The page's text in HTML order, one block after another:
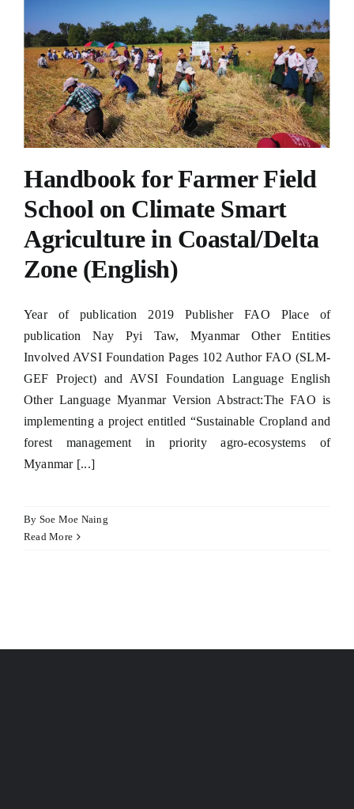
Handbook for Farmer Field
School on Climate Smart
Agriculture in Coastal/Delta
Zone (English)
Year of publication 2019 Publisher FAO Place of
publication Nay Pyi Taw, Myanmar Other Entities
Involved AVSI Foundation Pages 102 Author FAO (SLM-
GEF Project) and AVSI Foundation Language English
Other Language Myanmar Version Abstract:The FAO is
implementing a project entitled “Sustainable Cropland and
forest management in priority agro-ecosystems of
Myanmar [...]
By Soe Moe Naing
Read More